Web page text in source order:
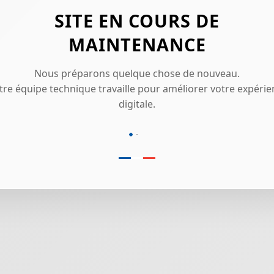
SITE EN COURS DE
MAINTENANCE
Nous préparons quelque chose de nouveau.
équipe technique travaille pour améliorer votre
digitale.